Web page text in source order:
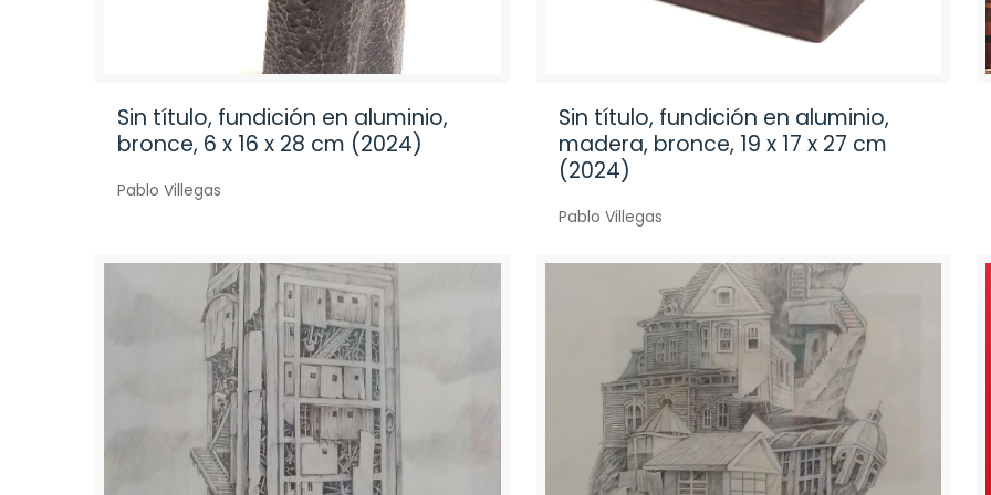
Sin título, fundición en aluminio,
bronce, 6 x 16 x 28 cm (2024)
Pablo Villegas
Sin título, fundición en aluminio,
madera, bronce, 19 x 17 x 27 cm
(2024)
Pablo Villegas